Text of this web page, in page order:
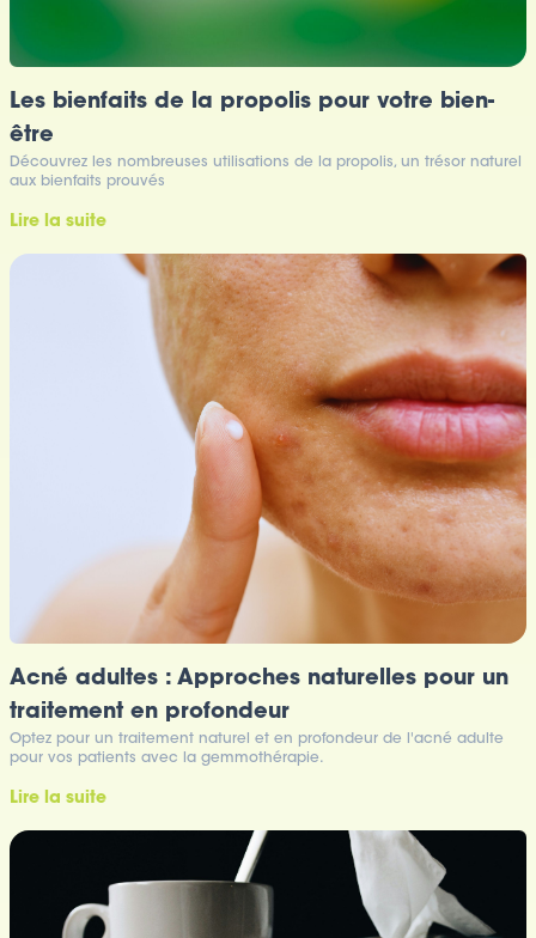
Les bienfaits de la propolis pour votre bien-
être
Découvrez les nombreuses utilisations de la propolis, un trésor naturel
aux bienfaits prouvés
Lire la suite
Acné adultes : Approches naturelles pour un
traitement en profondeur
Optez pour un traitement naturel et en profondeur de l'acné adulte
pour vos patients avec la gemmothérapie.
Lire la suite